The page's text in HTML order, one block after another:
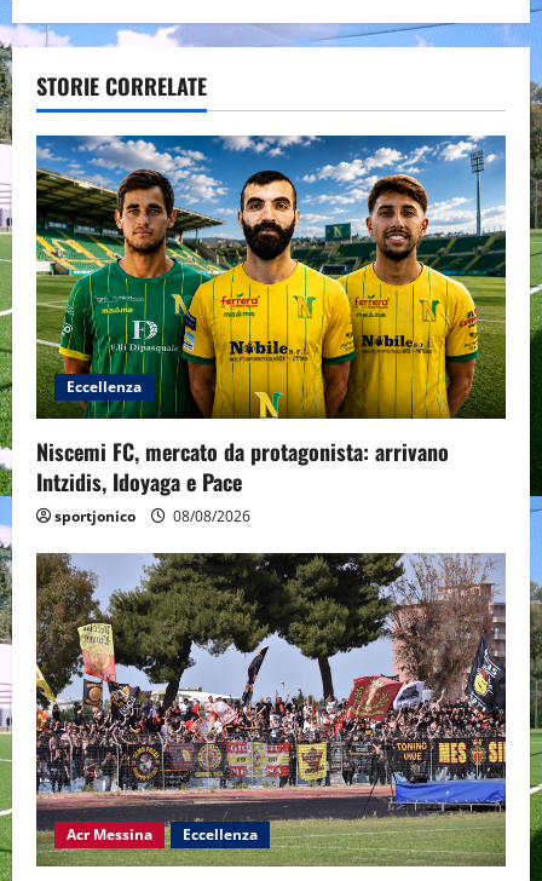
a
v
i
g
a
t
i
o
n
STORIE CORRELATE
Eccellenza
Niscemi FC, mercato da protagonista: arrivano
Intzidis, Idoyaga e Pace
sportjonico 08/08/2026
Acr Messina Eccellenza